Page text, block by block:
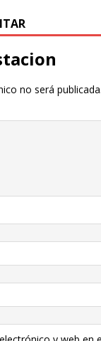
no será publicada.